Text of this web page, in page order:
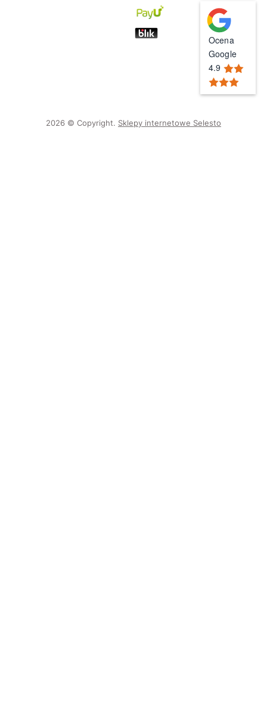
Ocena
Google
4.9
2026 © Copyright. Sklepy internetowe Selesto